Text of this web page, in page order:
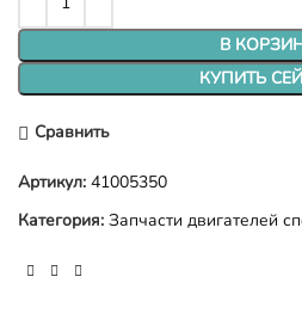
В
КУПИТЬ
Сравнить
Артикул: 41005350
Категория: Запчасти двигателей